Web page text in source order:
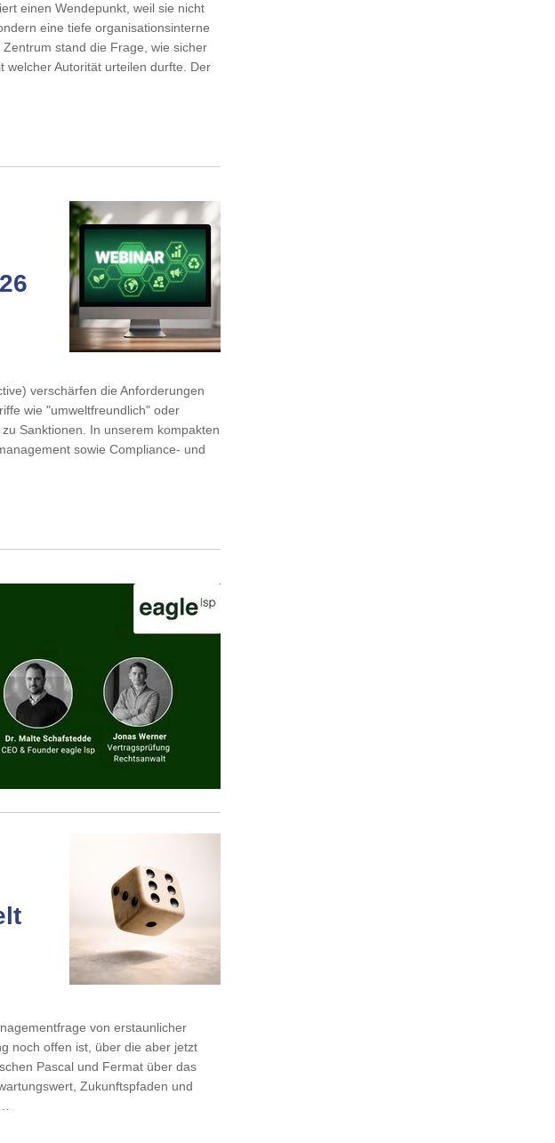
einen Wendepunkt, weil sie nicht
eine tiefe organisationsinterne
stand die Frage, wie sicher
welcher Autorität urteilen durfte. Der
verschärfen die Anforderungen
wie "umweltfreundlich" oder
Sanktionen. In unserem kompakten
sowie Compliance- und
von erstaunlicher
noch offen ist, über die aber jetzt
Pascal und Fermat über das
Zukunftspfaden und